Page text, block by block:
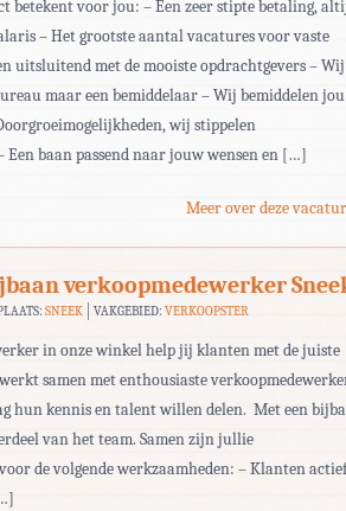
betekent voor jou: – Een zeer stipte betaling,
– Het grootste aantal vacatures voor vaste
uitsluitend met de mooiste opdrachtgevers – Wij
maar een bemiddelaar – Wij bemiddelen jou
wij stippelen
baan passend naar jouw wensen en […]
Meer over deze
verkoopmedewerker
SNEEK VAKGEBIED:VERKOOPSTER
in onze winkel help jij klanten met de juiste
samen met enthousiaste
hun kennis en talent willen delen. Met een
van het team. Samen zijn jullie
de volgende werkzaamheden: – Klanten actief